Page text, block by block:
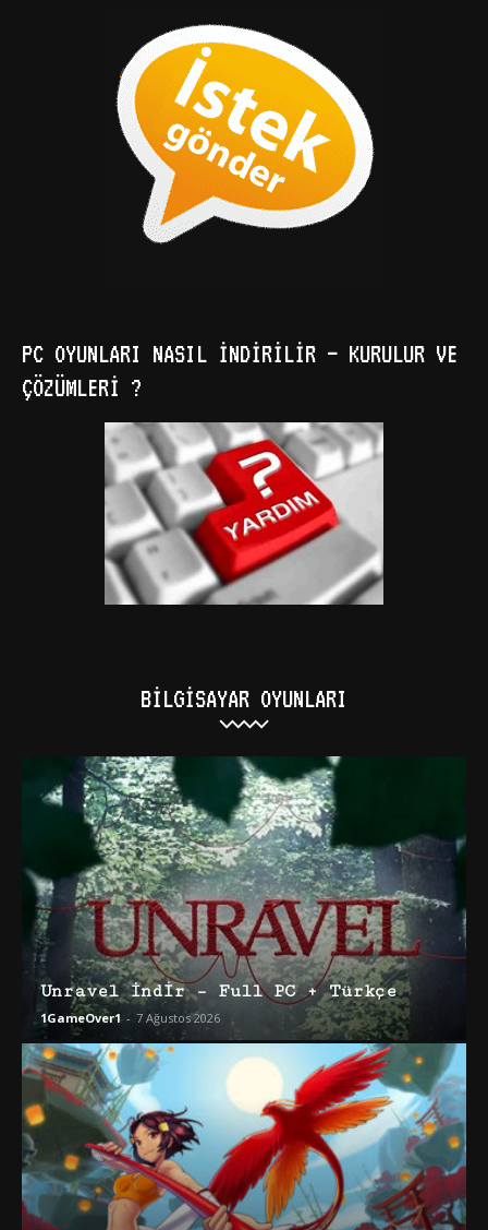
PC OYUNLARI NASIL İNDIRILIR – KURULUR VE
ÇÖZÜMLERI ?
BILGISAYAR OYUNLARI
Unravel İndir – Full PC + Türkçe
1GameOver1 - 7 Ağustos 2026